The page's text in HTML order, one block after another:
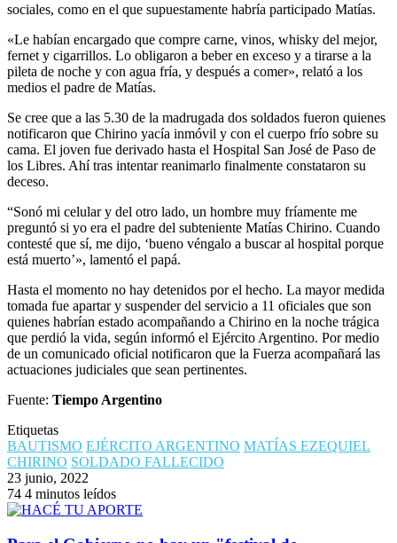
fernet y cigarrillos. Lo obligaron a beber en exceso y a tirarse a la
medios el padre de Matías.
Se cree que a las 5.30 de la madrugada dos soldados fueron quienes
notificaron que Chirino yacía inmóvil y con el cuerpo frío sobre su
los Libres. Ahí tras intentar reanimarlo finalmente constataron su
deceso.
“Sonó mi celular y del otro lado, un hombre muy fríamente me
preguntó si yo era el padre del subteniente Matías Chirino. Cuando
está muerto’», lamentó el papá.
Hasta el momento no hay detenidos por el hecho. La mayor medida
tomada fue apartar y suspender del servicio a 11 oficiales que son
que perdió la vida, según informó el Ejército Argentino. Por medio
de un comunicado oficial notificaron que la Fuerza acompañará las
actuaciones judiciales que sean pertinentes.
Fuente:Tiempo Argentino
BAUTISMO EJÉRCITO ARGENTINO
23 junio, 2022
744 minutos leídos
Para el Gobierno no hay un "festival de
importaciones"